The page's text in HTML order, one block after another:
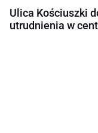
Ulica Kościuszki
utrudnienia w